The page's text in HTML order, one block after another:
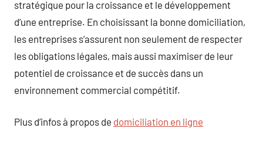
stratégique pour la croissance et le développement
d’une entreprise. En choisissant la bonne domiciliation,
les entreprises s’assurent non seulement de respecter
les obligations légales, mais aussi maximiser de leur
potentiel de croissance et de succès dans un
environnement commercial compétitif.
Plus d’infos à propos de domiciliation en ligne